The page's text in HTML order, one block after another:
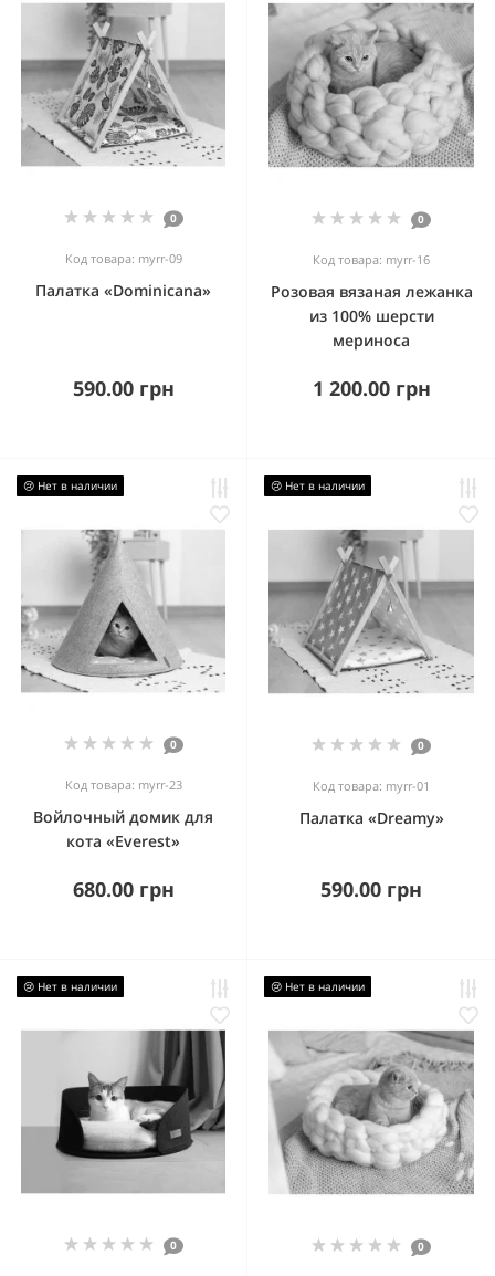
0
Код товара: myrr-09
Палатка «Dominicana»
590.00 грн
0
Код товара: myrr-16
Розовая вязаная лежанка
из 100% шерсти
мериноса
1 200.00 грн
😢 Нет в наличии
0
Код товара: myrr-23
Войлочный домик для
кота «Everest»
680.00 грн
😢 Нет в наличии
0
Код товара: myrr-01
Палатка «Dreamy»
590.00 грн
😢 Нет в наличии
0
😢 Нет в наличии
0